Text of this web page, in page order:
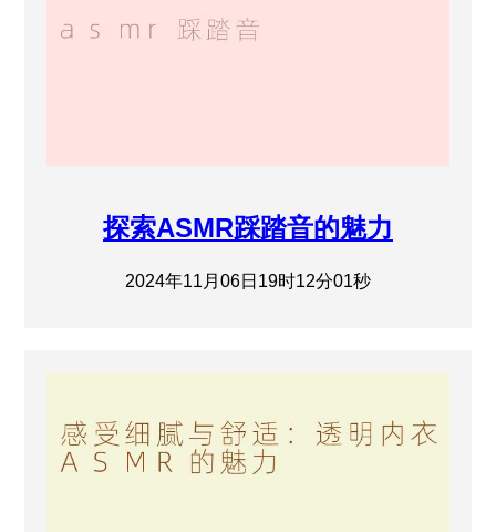
探索ASMR踩踏音的魅力
2024年11月06日19时12分01秒